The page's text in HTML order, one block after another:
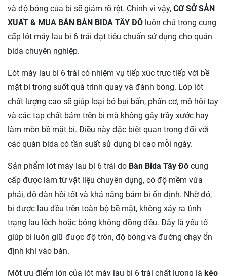
và độ bóng của bi sẽ giảm rõ rệt. Chính vì vậy, CƠ SỞ SẢN
XUẤT & MUA BÁN BÀN BIDA TÂY ĐÔ luôn chú trọng cung
cấp lót máy lau bi 6 trái đạt tiêu chuẩn sử dụng cho quán
bida chuyên nghiệp.
Lót máy lau bi 6 trái có nhiệm vụ tiếp xúc trực tiếp với bề
mặt bi trong suốt quá trình quay và đánh bóng. Lớp lót
chất lượng cao sẽ giúp loại bỏ bụi bẩn, phấn cơ, mồ hôi tay
và các tạp chất bám trên bi mà không gây trầy xước hay
làm mòn bề mặt bi. Điều này đặc biệt quan trọng đối với
các quán bida có tần suất sử dụng bi cao mỗi ngày.
Sản phẩm lót máy lau bi 6 trái do Bàn Bida Tây Đô cung
cấp được làm từ vật liệu chuyên dụng, có độ mềm vừa
phải, độ đàn hồi tốt và khả năng bám bi ổn định. Nhờ đó,
bi được lau đều trên toàn bộ bề mặt, không xảy ra tình
trạng lau lệch hoặc bóng không đồng đều. Đây là yếu tố
giúp bi luôn giữ được độ tròn, độ bóng và đường chạy ổn
định khi vào bàn.
Một ưu điểm lớn của lót máy lau bi 6 trái chất lượng là kéo